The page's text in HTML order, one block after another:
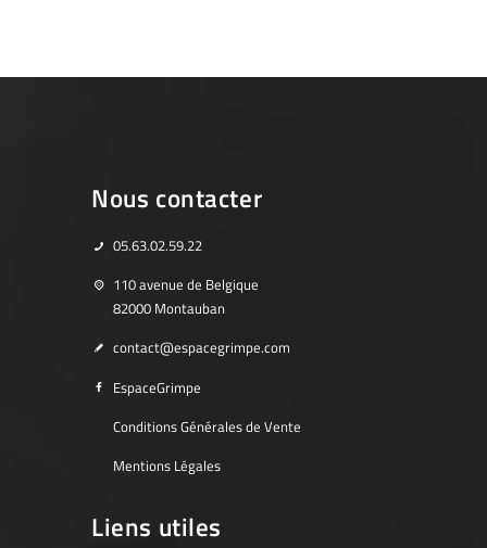
Nous contacter
05.63.02.59.22
110 avenue de Belgique
82000 Montauban
contact@espacegrimpe.com
EspaceGrimpe
Conditions Générales de Vente
Mentions Légales
Liens utiles